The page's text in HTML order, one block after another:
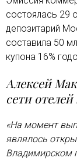
состоялась 29
депозитарий
составила 50
купона 16%
Алексей
сети
«На момент
являлось
Владимирском